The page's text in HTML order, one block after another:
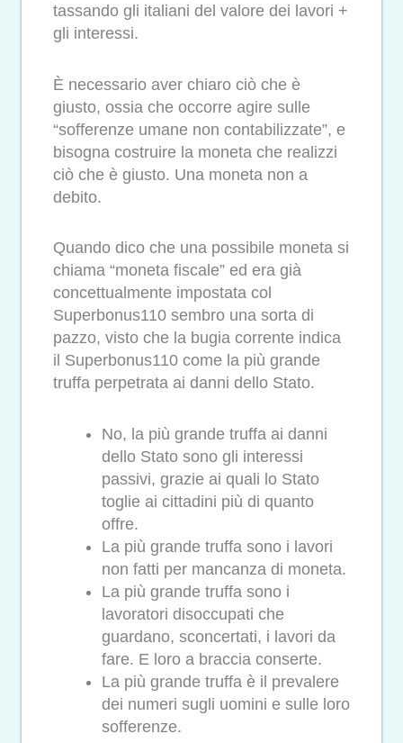
tassando gli italiani del valore dei lavori +
gli interessi.
È necessario aver chiaro ciò che è
giusto, ossia che occorre agire sulle
“sofferenze umane non contabilizzate”, e
bisogna costruire la moneta che realizzi
ciò che è giusto. Una moneta non a
debito.
Quando dico che una possibile moneta si
chiama “moneta fiscale” ed era già
concettualmente impostata col
Superbonus110 sembro una sorta di
pazzo, visto che la bugia corrente indica
il Superbonus110 come la più grande
truffa perpetrata ai danni dello Stato.
No, la più grande truffa ai danni
dello Stato sono gli interessi
passivi, grazie ai quali lo Stato
toglie ai cittadini più di quanto
offre.
La più grande truffa sono i lavori
non fatti per mancanza di moneta.
La più grande truffa sono i
lavoratori disoccupati che
guardano, sconcertati, i lavori da
fare. E loro a braccia conserte.
La più grande truffa è il prevalere
dei numeri sugli uomini e sulle loro
sofferenze.